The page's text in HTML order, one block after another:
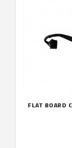
FLAT BOARD